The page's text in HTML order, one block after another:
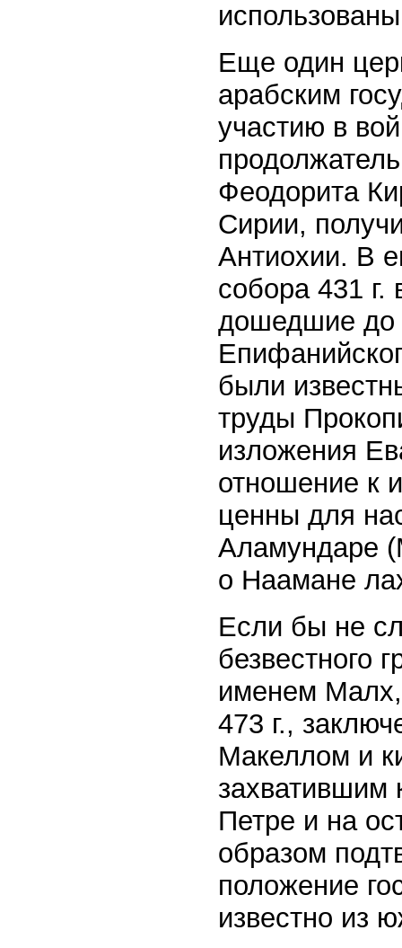
Еще один
арабским
участию в
Феодорита
Сирии,
Антиохии. В
собора 431
дошедшие до
были
труды
изложения
отношение к
ценны для
Аламундаре
о Наамане
Если бы не
безвестного
именем Малх,
473 г.,
Макеллом и
захватившим
Петре и на
образом
положение
известно из